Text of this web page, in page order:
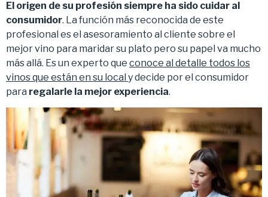
El origen de su profesión siempre ha sido cuidar al
consumidor. La función más reconocida de este
profesional es el asesoramiento al cliente sobre el
mejor vino para maridar su plato pero su papel va mucho
más allá. Es un experto que conoce al detalle todos los
vinos que están en su local y decide por el consumidor
para regalarle la mejor experiencia.